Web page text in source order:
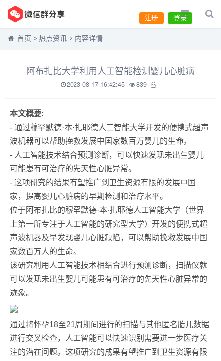
登录
注册
首页 > 热点资讯 内容详情
阿布扎比大学利用人工智能检测婴儿心脏病
2023-08-17 16:42:45 839
本文概要:
- 通过穆罕默德·本·扎耶德人工智能大学开发的便携式超声
波机器可以帮助挽救发展中国家数百万婴儿的生命。
- 人工智能技术结合预测诊断，可以快速发现未出生婴儿
可能患有可治疗的先天性心脏异常。
- 这项研究的结果有望推广到卫生资源有限的发展中国
家，提高婴儿心脏病的早期检测和治疗水平。
位于阿布扎比的穆罕默德·本·扎耶德人工智能大学（世界
上第一所专注于人工智能的研究型大学）开发的便携式超
声波机器及早发现婴儿心脏缺陷，可以帮助挽救发展中国
家数百万人的生命。
该研究利用人工智能技术相结合进行预测诊断，扫描仪就
可以发现未出生婴儿可能患有可治疗的先天性心脏异常的
迹象。
通过将怀孕18至21周期间进行的扫描与其他匿名胎儿数据
进行交叉检查，人工智能可以快速识别需要进一步医疗关
注的潜在问题。这项研究的成果有望推广到卫生资源有限